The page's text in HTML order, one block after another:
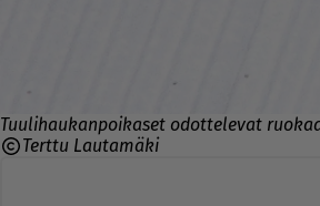
Tuulihaukanpoikaset odottelevat
Terttu Lautamäki